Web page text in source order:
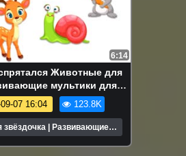
6:14
Животные для
мультики для
детей
07 16:04 123.8K
звёздочка | Развивающие